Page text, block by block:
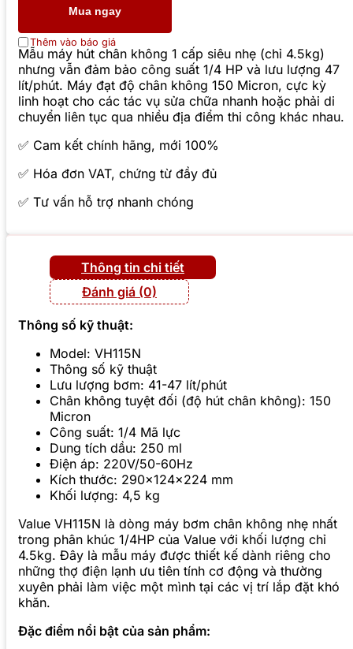
Mua ngay
Thêm vào báo giá
Mẫu máy hút chân không 1 cấp siêu nhẹ (chỉ 4.5kg)
nhưng vẫn đảm bảo công suất 1/4 HP và lưu lượng 47
lít/phút. Máy đạt độ chân không 150 Micron, cực kỳ
linh hoạt cho các tác vụ sửa chữa nhanh hoặc phải di
chuyển liên tục qua nhiều địa điểm thi công khác nhau.
✅ Cam kết chính hãng, mới 100%
✅ Hóa đơn VAT, chứng từ đầy đủ
✅ Tư vấn hỗ trợ nhanh chóng
Thông tin chi tiết
Đánh giá (0)
Thông số kỹ thuật:
Model: VH115N
Thông số kỹ thuật
Lưu lượng bơm: 41-47 lít/phút
Chân không tuyệt đối (độ hút chân không): 150
Micron
Công suất: 1/4 Mã lực
Dung tích dầu: 250 ml
Điện áp: 220V/50-60Hz
Kích thước: 290x124x224 mm
Khối lượng: 4,5 kg
Value VH115N là dòng máy bơm chân không nhẹ nhất
trong phân khúc 1/4HP của Value với khối lượng chỉ
4.5kg. Đây là mẫu máy được thiết kế dành riêng cho
những thợ điện lạnh ưu tiên tính cơ động và thường
xuyên phải làm việc một mình tại các vị trí lắp đặt khó
khăn.
Đặc điểm nổi bật của sản phẩm: